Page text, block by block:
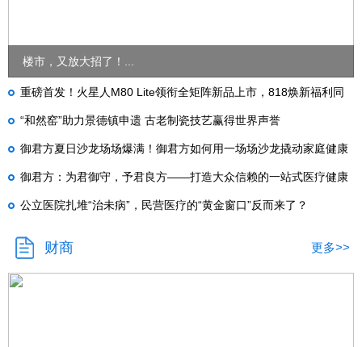
楼市，又放大招了！...
重磅首发！火星人M80 Lite领衔全矩阵新品上市，818焕新福利同
步开启
“和然窑”助力景德镇申遗 古老制瓷技艺赢得世界声誉
御君方夏日沙龙场场爆满！御君方如何用一场场沙龙撬动家庭健康
管理？
御君方：为君御守，予君良方——打造大众信赖的一站式医疗健康
生活服务平台
公立医院扎堆“治未病”，民营医疗的“黄金窗口”反而来了？
财商 更多>>